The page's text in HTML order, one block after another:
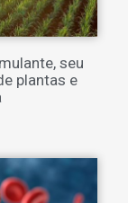
seu
plantas e